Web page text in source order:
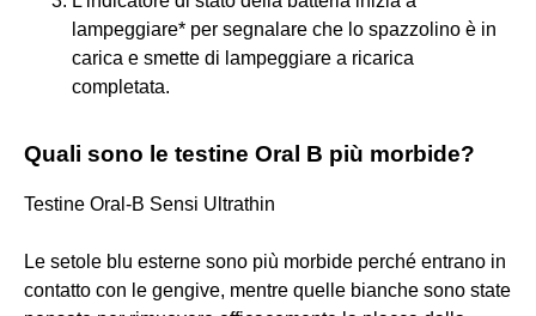
lampeggiare* per segnalare che lo spazzolino è in
carica e smette di lampeggiare a ricarica
completata.
Quali sono le testine Oral B più morbide?
Testine Oral-B Sensi Ultrathin
Le setole blu esterne sono più morbide perché entrano in
contatto con le gengive, mentre quelle bianche sono state